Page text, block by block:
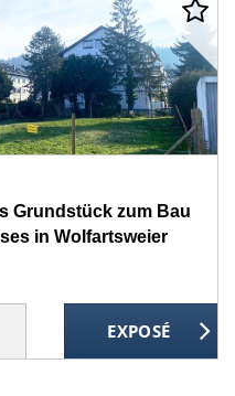
Grundstück zum Bau
in Wolfartsweier